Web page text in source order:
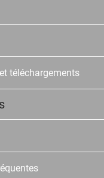
téléchargements